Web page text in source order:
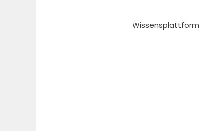
Wissensplattform